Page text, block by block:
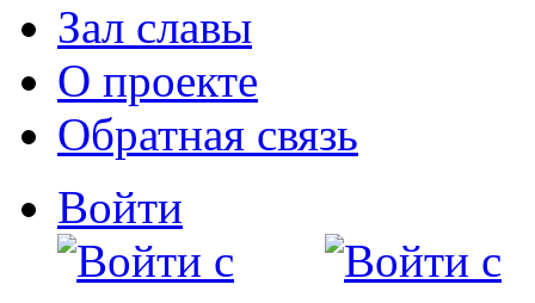
Зал славы
О проекте
Обратная связь
Войти